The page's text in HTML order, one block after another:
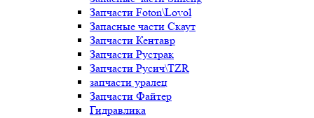
Запчасти Foton\Lovol
Запасные части Скаут
Запчасти Кентавр
Запчасти Рустрак
Запчасти Русич\TZR
запчасти уралец
Запчасти Файтер
Гидравлика